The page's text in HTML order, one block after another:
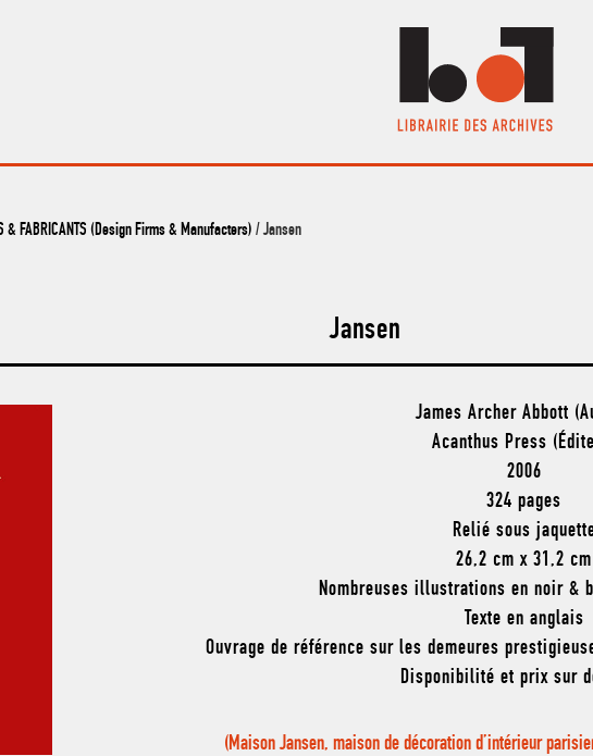
& FABRICANTS (Design Firms & Manufacters) / Jansen
Jansen
James Archer Abbott
Acanthus Press
2006
324 pages
Relié sous
26,2 cm x 31,2 cm
Nombreuses illustrations en noir &
Texte en anglais
Ouvrage de référence sur les demeures
Disponibilité et prix sur
(Maison Jansen, maison de décoration d’intérieur